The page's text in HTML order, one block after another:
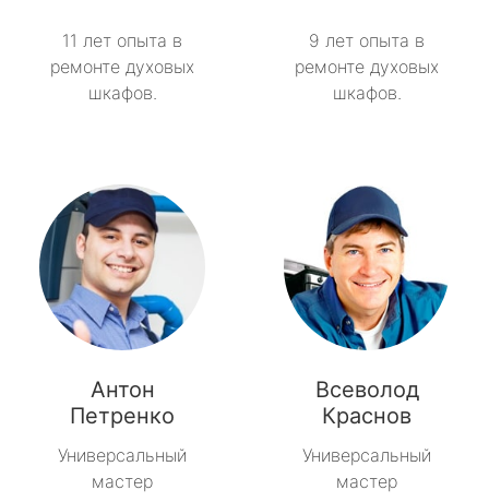
11 лет опыта в
ремонте духовых
шкафов.
9 лет опыта в
ремонте духовых
шкафов.
Антон
Петренко
Универсальный
мастер
Всеволод
Краснов
Универсальный
мастер